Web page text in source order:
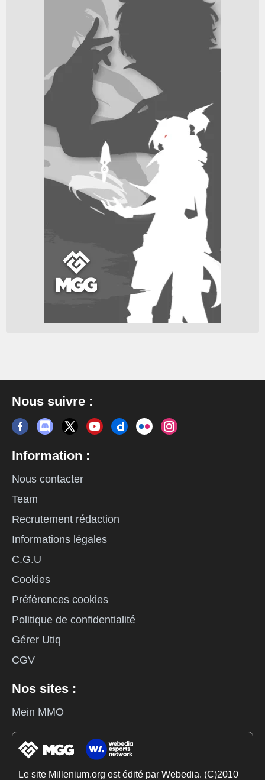
Nous suivre :
Information :
Nous contacter
Team
Recrutement rédaction
Informations légales
C.G.U
Cookies
Préférences cookies
Politique de confidentialité
Gérer Utiq
CGV
Nos sites :
Mein MMO
Le site Millenium.org est édité par Webedia. (C)2010